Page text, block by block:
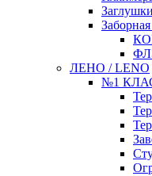
ЛЕНО / LENO
№1